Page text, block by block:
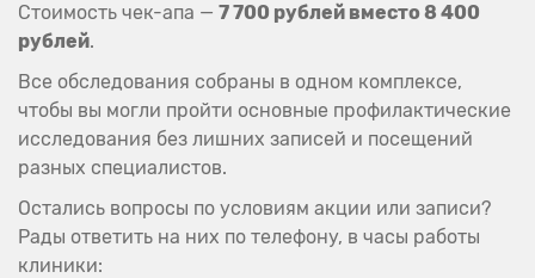
Стоимость чек-апа — 7 700 рублей вместо 8 400
рублей.
Все обследования собраны в одном комплексе,
чтобы вы могли пройти основные профилактические
исследования без лишних записей и посещений
разных специалистов.
Остались вопросы по условиям акции или записи?
Рады ответить на них по телефону, в часы работы
клиники:​​​​​